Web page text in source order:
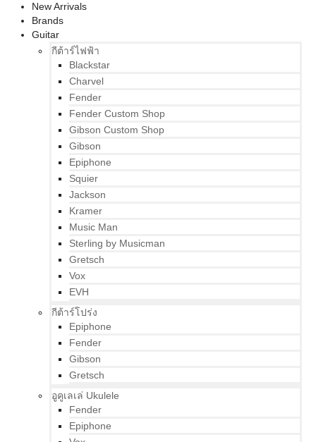
New Arrivals
Brands
Guitar
กีต้าร์ไฟฟ้า
Blackstar
Charvel
Fender
Fender Custom Shop
Gibson Custom Shop
Gibson
Epiphone
Squier
Jackson
Kramer
Music Man
Sterling by Musicman
Gretsch
Vox
EVH
กีต้าร์โปร่ง
Epiphone
Fender
Gibson
Gretsch
อูคูเลเล่ Ukulele
Fender
Epiphone